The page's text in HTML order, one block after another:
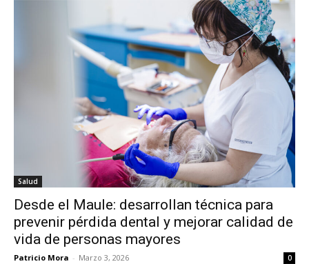
Salud
Desde el Maule: desarrollan técnica para
prevenir pérdida dental y mejorar calidad de
vida de personas mayores
Patricio Mora - Marzo 3, 2026 0